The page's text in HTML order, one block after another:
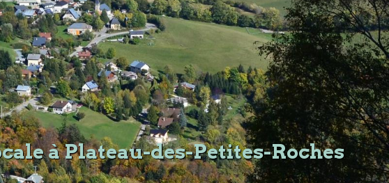
à Plateau-des-Petites-Roches